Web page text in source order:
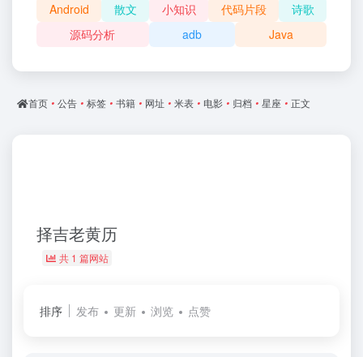
Android 散文 小知识 代码片段
诗歌
源码分析
adb Java
首页 • 公告 • 标签 • 书籍 • 网址 • 米表 • 电影 • 归档 • 星座 • 正文
择吉老黄历
共 1 篇网站
排序 发布 更新 浏览 点赞